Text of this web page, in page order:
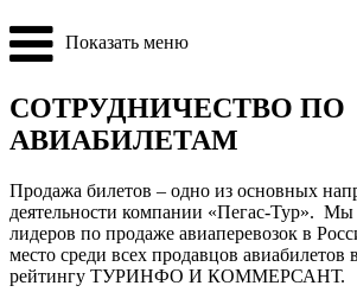
Показать меню
СОТРУДНИЧЕСТВО ПО
АВИАБИЛЕТАМ
Продажа билетов – одно из основных
деятельности компании «Пегас-Тур». Мы
лидеров по продаже авиаперевозок в
место среди всех продавцов авиабилетов
рейтингу ТУРИНФО И КОММЕРСАНТ.